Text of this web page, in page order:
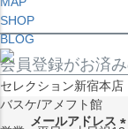
SHOP
BLOG
セレクション新宿本店
バスケ/アメフト館
会員登録がお済
メールアドレス